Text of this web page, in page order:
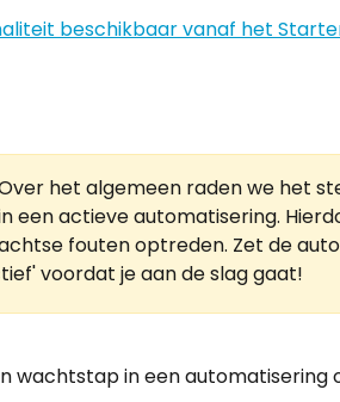
het algemeen raden we het
een actieve automatisering.
fouten optreden. Zet de
voordat je aan de slag gaat!
wachtstap in een automatisering